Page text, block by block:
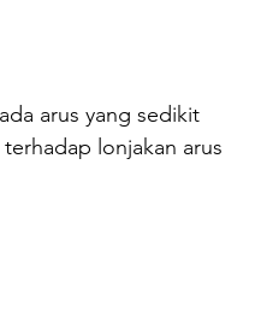
arus yang sedikit
lonjakan arus